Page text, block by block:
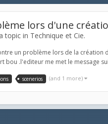
lors d'une
topic in Technique et Cie.
un problème lors de la
bou .l'editeur me met le message
scenerios (and 1 more)